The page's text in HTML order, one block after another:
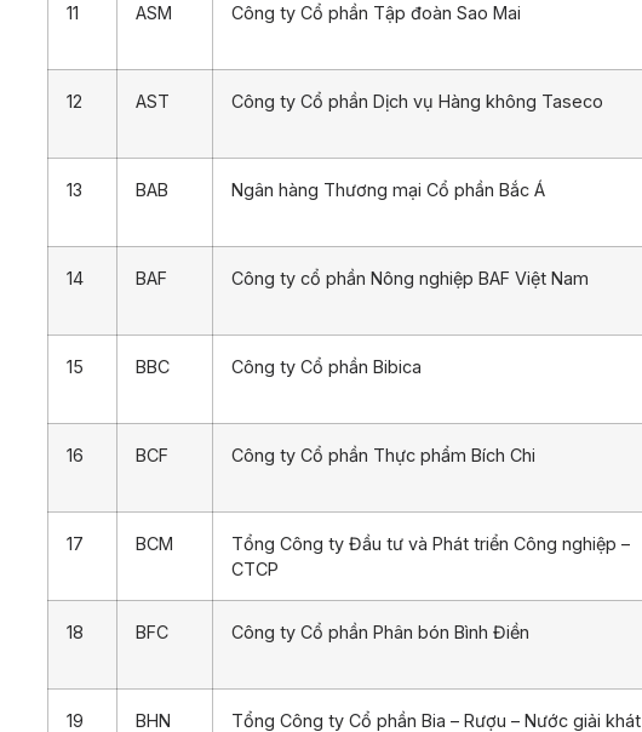
11 ASM Công ty Cổ phần Tập đoàn Sao Mai
12 AST Công ty Cổ phần Dịch vụ Hàng không Taseco
13 BAB Ngân hàng Thương mại Cổ phần Bắc Á
14 BAF Công ty cổ phần Nông nghiệp BAF Việt Nam
15 BBC Công ty Cổ phần Bibica
16 BCF Công ty Cổ phần Thực phẩm Bích Chi
17 BCM
Tổng Công ty Đầu tư và Phát triển Công nghiệp –
CTCP
18 BFC Công ty Cổ phần Phân bón Bình Điền
19 BHN
Tổng Công ty Cổ phần Bia – Rượu – Nước giải khát